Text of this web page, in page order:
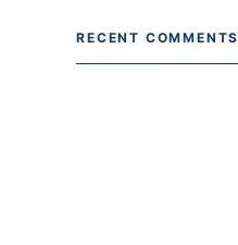
RECENT COMMENTS